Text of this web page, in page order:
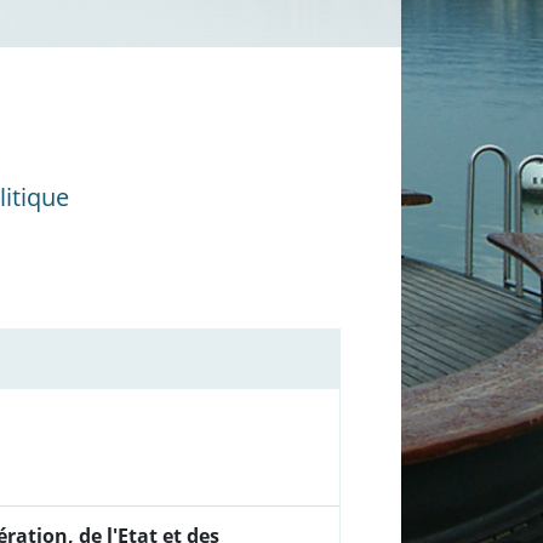
de l'Etat et des